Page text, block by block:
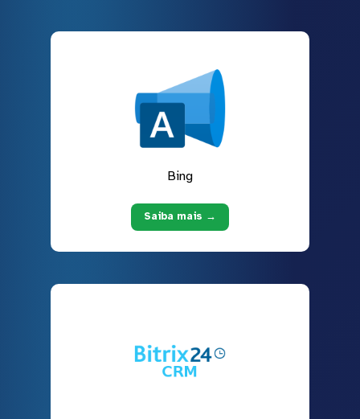
Bing
Saiba mais →